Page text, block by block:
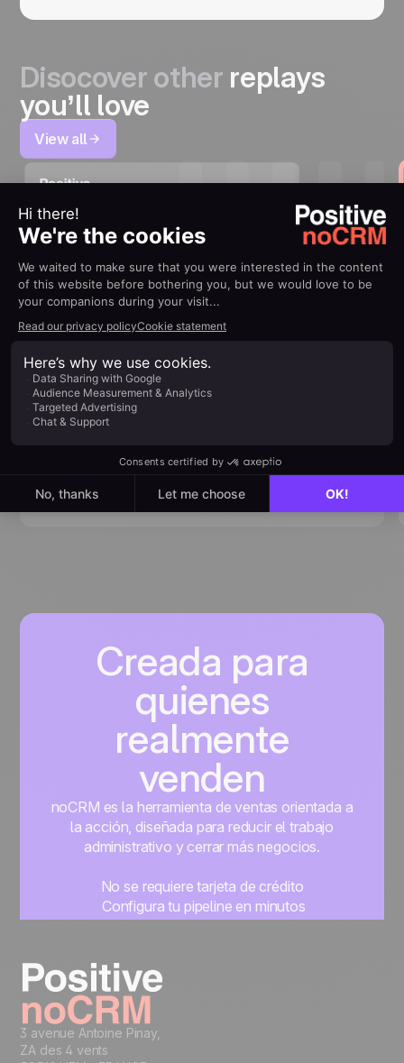
Disocover other replays
you’ll love
View all
January 6, 2026
Product Demo: Primeros pasos
con noCRM
¿Quieres cerrar más negocios sin la complejidad
de los CRM tradicionales? Descubre cómo
dominar noCRM, una herramienta de gestión de
Creada para
quienes
realmente
venden
noCRM es la herramienta de ventas orientada a
la acción, diseñada para reducir el trabajo
administrativo y cerrar más negocios.
No se requiere tarjeta de crédito
Configura tu pipeline en minutos
3 avenue Antoine Pinay,
ZA des 4 vents